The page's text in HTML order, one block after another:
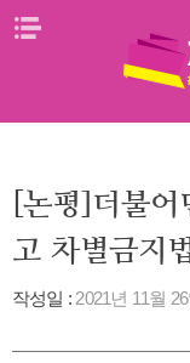
Skip
[논평]더불
고 차별금지
작성일 : 2021년 11월